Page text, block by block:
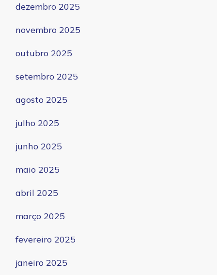
dezembro 2025
novembro 2025
outubro 2025
setembro 2025
agosto 2025
julho 2025
junho 2025
maio 2025
abril 2025
março 2025
fevereiro 2025
janeiro 2025